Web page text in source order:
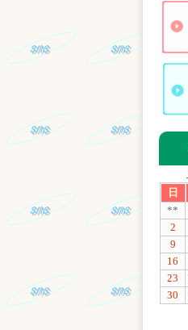
日
**
2
9
16
23
30